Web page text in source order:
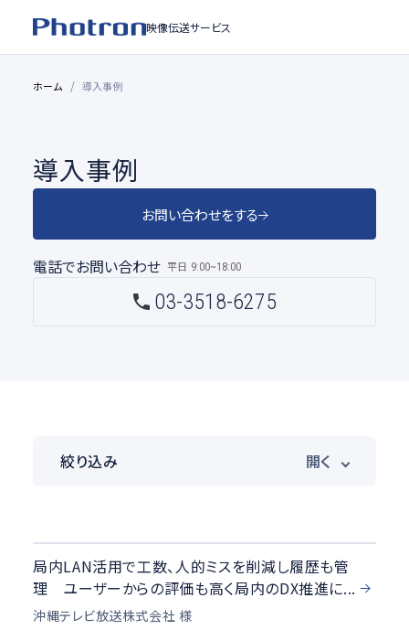
映像伝送サービス
ホーム 導入事例
導入事例
お問い合わせをする
電話でお問い合わせ 平日 9:00~18:00
03-3518-6275
絞り込み
スポーツ
XR
その他
局内LAN活用で工数、人的ミスを削減し履歴も管
理 ユーザーからの評価も高く局内のDX推進に...
沖縄テレビ放送株式会社 様